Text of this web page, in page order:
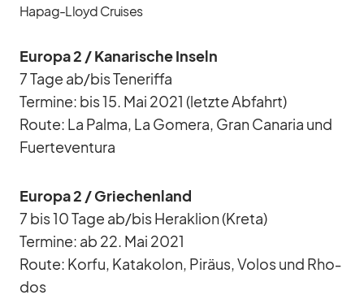
Hapag-Lloyd Cruises
Eu­ropa 2 /​ Ka­na­ri­sche In­seln
7 Tage ab/​bis Te­ne­riffa
Ter­mine: bis 15. Mai 2021 (letzte Ab­fahrt)
Route: La Palma, La Go­mera, Gran Ca­na­ria und
Fuer­te­ven­tura
Eu­ropa 2 /​ Grie­chen­land
7 bis 10 Tage ab/​bis He­ra­klion (Kreta)
Ter­mine: ab 22. Mai 2021
Route: Korfu, Ka­ta­ko­lon, Pi­räus, Vo­los und Rho­
dos